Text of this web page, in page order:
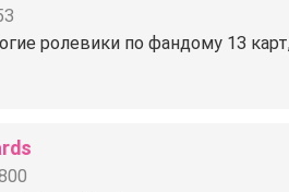
ролевики по фандому 13